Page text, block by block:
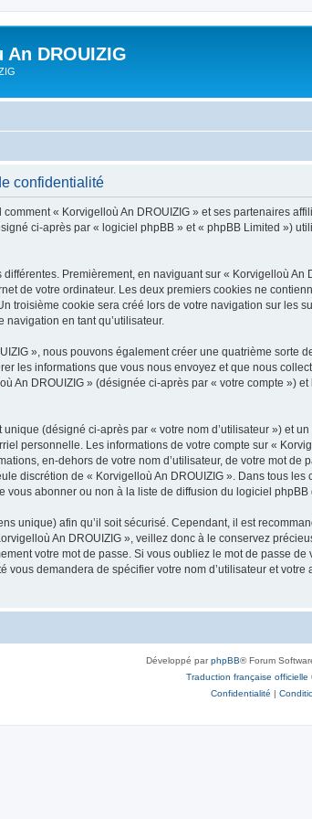
DROUIZIG
confidentialité
« Korvigelloù An DROUIZIG » et ses partenaires
ci-après par « logiciel phpBB » et « phpBB Limited »)
Premièrement, en naviguant sur « Korvigelloù
de votre ordinateur. Les deux premiers cookies ne
troisième cookie sera créé lors de votre navigation sur les
navigation en tant qu’utilisateur.
», nous pouvons également créer une quatrième
les informations que vous nous envoyez et que nous
An DROUIZIG » (désignée ci-après par « votre compte
(désigné ci-après par « votre nom d’utilisateur ») et
personnelle. Les informations de votre compte sur «
en-dehors de votre nom d’utilisateur, de votre mot
discrétion de « Korvigelloù An DROUIZIG ». Dans tous
abonner ou non à la liste de diffusion du logiciel
unique) afin qu’il soit sécurisé. Cependant, il est
An DROUIZIG », veillez donc à le conservez
votre mot de passe. Si vous oubliez le mot de passe
vous demandera de spécifier votre nom d’utilisateur et
Développé parphpBB® Forum
Traduction française officielle
Confidentialité |